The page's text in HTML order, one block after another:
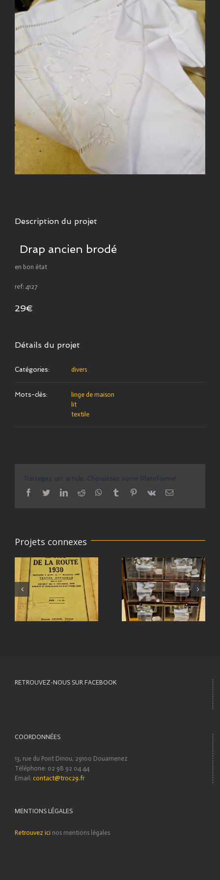
Description du projet
Drap ancien brodé
en bon état
ref: 4127
29€
Détails du projet
Catégories: divers
Mots-clés:
linge de maison
lit
textile
Partagez cet article, Choisissez votre Plateforme!
facebook
twitterlinkedinreddit whatsapptumblr pinterest
vk Email
Projets connexes
RETROUVEZ-NOUS SUR FACEBOOK
COORDONNÉES
13, rue du Pont Dinou, 29100 Douarnenez
Téléphone: 02 98 92 04 44
Email: contact@troc29.fr
MENTIONS LÉGALES
Retrouvez ici nos mentions légales